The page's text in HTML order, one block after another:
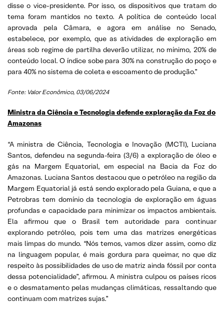
disse o vice-presidente. Por isso, os dispositivos que tratam do
tema foram mantidos no texto. A política de conteúdo local
aprovada pela Câmara, e agora em análise no Senado,
estabelece, por exemplo, que as atividades de exploração em
áreas sob regime de partilha deverão utilizar, no mínimo, 20% de
conteúdo local. O índice sobe para 30% na construção do poço e
para 40% no sistema de coleta e escoamento de produção.”
Fonte: Valor Econômico, 03/06/2024
Ministra da Ciência e Tecnologia defende exploração da Foz do
Amazonas
“A ministra de Ciência, Tecnologia e Inovação (MCTI), Luciana
Santos, defendeu na segunda-feira (3/6) a exploração de óleo e
gás na Margem Equatorial, em especial na Bacia da Foz do
Amazonas. Luciana Santos destacou que o petróleo na região da
Margem Equatorial já está sendo explorado pela Guiana, e que a
Petrobras tem domínio da tecnologia de exploração em águas
profundas e capacidade para minimizar os impactos ambientais.
Ela afirmou que o Brasil tem autoridade para continuar
explorando petróleo, pois tem uma das matrizes energéticas
mais limpas do mundo. “Nós temos, vamos dizer assim, como diz
na linguagem popular, é mais gordura para queimar, no que diz
respeito às possibilidades de uso de matriz ainda fóssil por conta
dessa potencialidade”, afirmou. A ministra culpou os países ricos
e o desmatamento pelas mudanças climáticas, ressaltando que
continuam com matrizes sujas.”